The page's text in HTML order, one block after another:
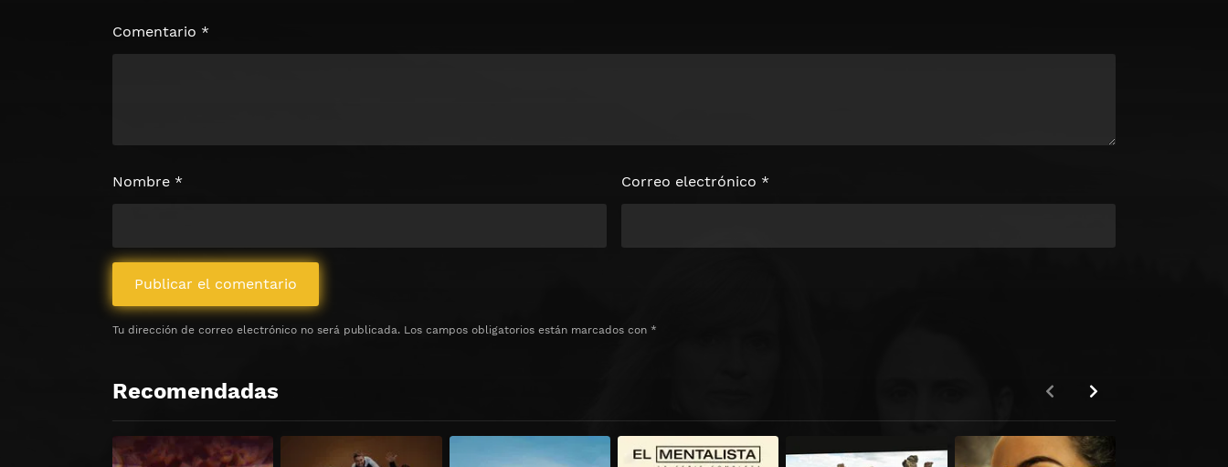
Tu dirección de correo electrónico no será publicada. Los campos obligatorios están marcados con *
Comentario *
Nombre * Correo electrónico *
Recomendadas